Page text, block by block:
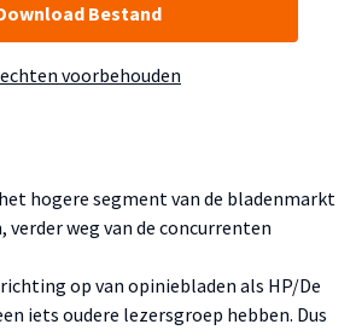
Bestand
voorbehouden
hogere segment van de bladenmarkt
weg van de concurrenten
op van opiniebladen als HP/De
iets oudere lezersgroep hebben. Dus